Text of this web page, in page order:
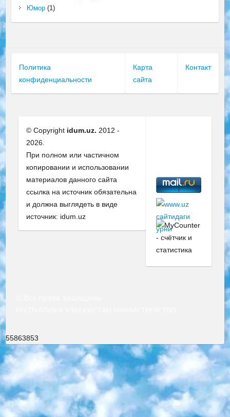
Юмор(1)
Политика
конфиденциальности
Карта
сайта
Контакт
© Copyright idum.uz. 2012 -
2026.
При полном или частичном
копировании и использовании
материалов данного сайта
ссылка на источник обязательна
и должна выглядеть в виде
источник: idum.uz
55863853